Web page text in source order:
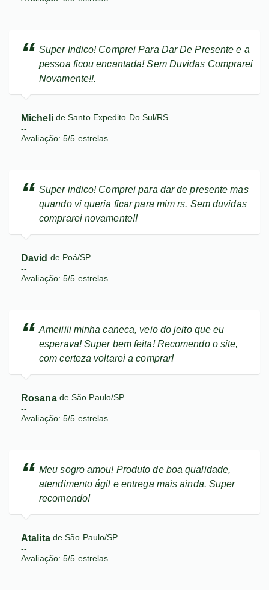
Super Indico! Comprei Para Dar De Presente e a
pessoa ficou encantada! Sem Duvidas Comprarei
Novamente!!.
Michelide Santo Expedito Do Sul/RS
--
Avaliação:5/5 estrelas
Super indico! Comprei para dar de presente mas
quando vi queria ficar para mim rs. Sem duvidas
comprarei novamente!!
David de Poá/SP
--
Avaliação:5/5 estrelas
Ameiiiii minha caneca, veio do jeito que eu
esperava! Super bem feita! Recomendo o site,
com certeza voltarei a comprar!
Rosana de São Paulo/SP
--
Avaliação:5/5 estrelas
Meu sogro amou! Produto de boa qualidade,
atendimento ágil e entrega mais ainda. Super
recomendo!
Atalita de São Paulo/SP
--
Avaliação:5/5 estrelas